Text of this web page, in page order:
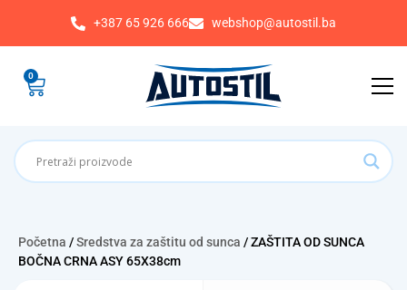
+387 65 926 666 webshop@autostil.ba
0
Početna /Sredstva za zaštitu od sunca / ZAŠTITA OD SUNCA
BOČNA CRNA ASY 65X38cm